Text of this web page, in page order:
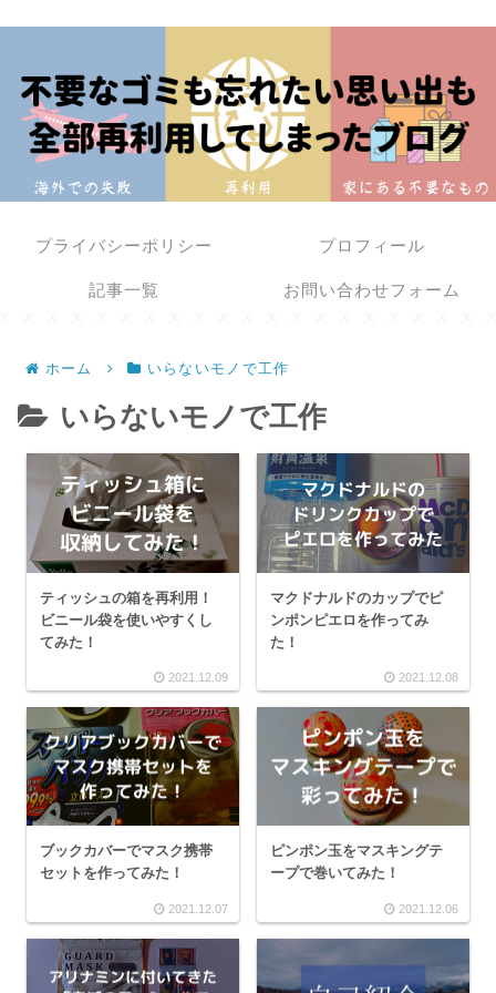
プライバシーポリシー プロフィール
記事一覧 お問い合わせフォーム
ホーム いらないモノで工作
いらないモノで工作
ティッシュの箱を再利用！
ビニール袋を使いやすくし
てみた！
2021.12.09
マクドナルドのカップでピ
ンポンピエロを作ってみ
た！
2021.12.08
ブックカバーでマスク携帯
セットを作ってみた！
2021.12.07
ピンポン玉をマスキングテ
ープで巻いてみた！
2021.12.06